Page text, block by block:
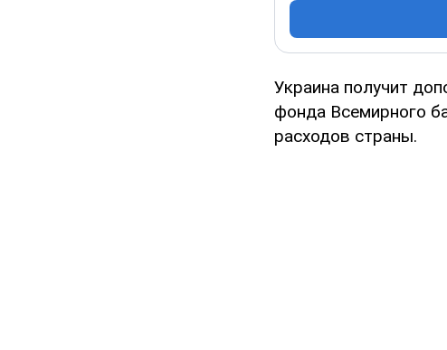
Украина получит
фонда Всемирного
расходов страны.